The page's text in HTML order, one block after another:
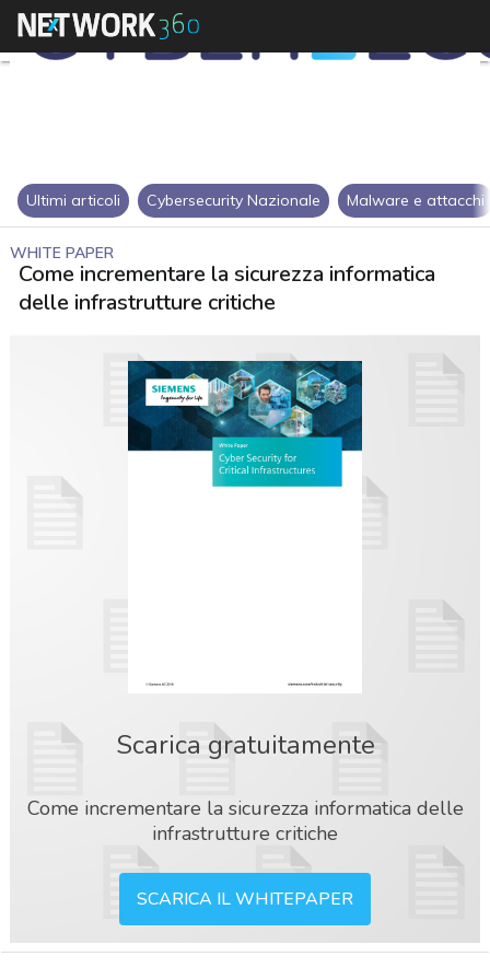
Ultimi articoli Cybersecurity Nazionale Malware e attacchi
WHITE PAPER
Come incrementare la sicurezza informatica
delle infrastrutture critiche
Scarica gratuitamente
Come incrementare la sicurezza informatica delle
infrastrutture critiche
SCARICA IL WHITEPAPER